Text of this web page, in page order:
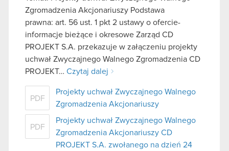
Zgromadzenia Akcjonariuszy Podstawa
prawna: art. 56 ust. 1 pkt 2 ustawy o ofercie-
informacje bieżące i okresowe Zarząd CD
PROJEKT S.A. przekazuje w załączeniu projekty
uchwał Zwyczajnego Walnego Zgromadzenia CD
PROJEKT… Czytaj dalej
PDF
Projekty uchwał Zwyczajnego Walnego
Zgromadzenia Akcjonariuszy
PDF
Projekty uchwał Zwyczajnego Walnego
Zgromadzenia Akcjonariuszy CD
PROJEKT S.A. zwołanego na dzień 24